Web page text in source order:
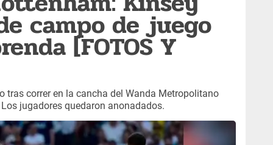
campo de juego
[FOTOS Y
tras correr en la cancha del Wanda Metropolitano
jugadores quedaron anonadados.